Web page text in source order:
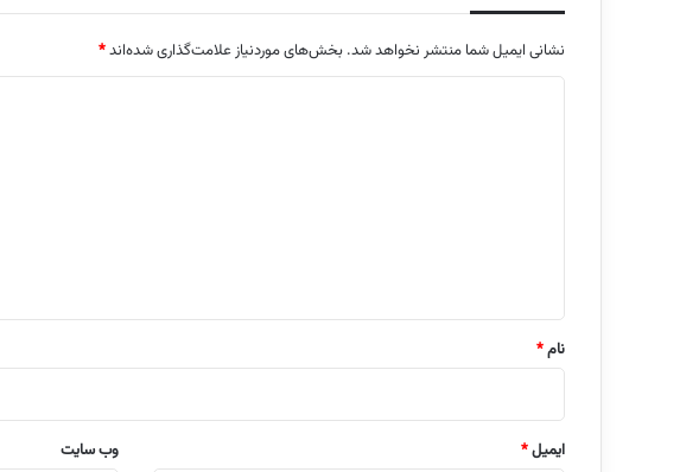
نشانی ایمیل شما منتشر نخواهد شد. بخش‌های موردنیاز علامت‌گذاری شده‌اند*
نام*
ایمیل* وب‌ سایت